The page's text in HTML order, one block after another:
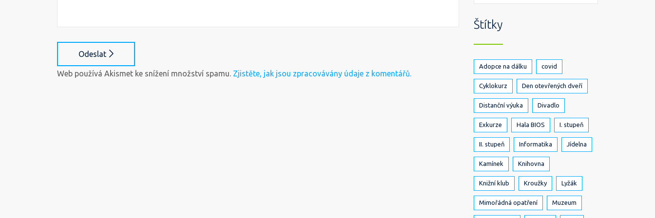
Odeslat
Web používá Akismet ke snížení množství spamu. Zjistěte, jak jsou zpracovávány údaje z komentářů.
Štítky
Adopce na dálku covid
Cyklokurz Den otevřených dveří
Distanční výuka Divadlo
Exkurze Hala BIOS I. stupeň
II. stupeň Informatika Jídelna
Kamínek Knihovna
Knižní klub Kroužky Lyžák
Mimořádná opatření Muzeum